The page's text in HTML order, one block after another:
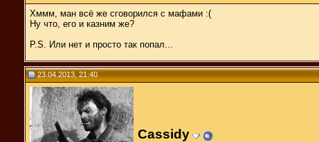
Хммм, ман всё же сговорился с мафами :(
Ну что, его и казним же?
P.S. Или нет и просто так попал...
23.04.2013, 21:40
Cassidy